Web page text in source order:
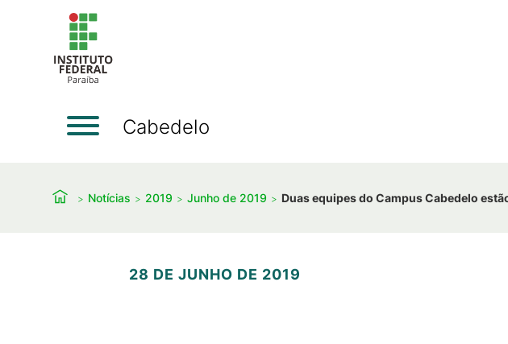
Cabedelo
Notícias 2019 Junho de 2019 Duas equipes do Campus Cabedelo
28 DE JUNHO DE 2019